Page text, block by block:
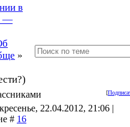
в
—
»
[
22.04.2012, 21:06 |
# 16